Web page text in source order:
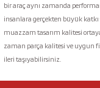
bir araç aynı zamanda
insanlara gerçekten büyük
muazzam tasarım kalitesi
zaman parça kalitesi ve uygun
ileri taşıyabilirsiniz.